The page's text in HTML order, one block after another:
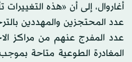
أغاروال، إلى أن «هذه
عدد المحتجزين والمهددين
عدد المفرج عنهم من مراكز
المغادرة الطوعية متاحة بموجب